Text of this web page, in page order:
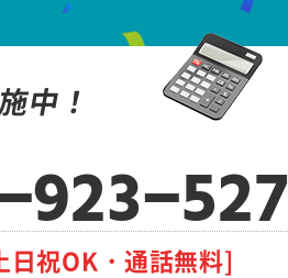
中！
923-527
日祝OK・通話無料]